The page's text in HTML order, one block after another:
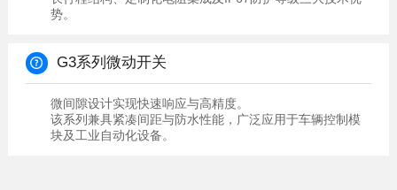
势。
G3系列微动开关
微间隙设计实现快速响应与高精度。
块及工业自动化设备。